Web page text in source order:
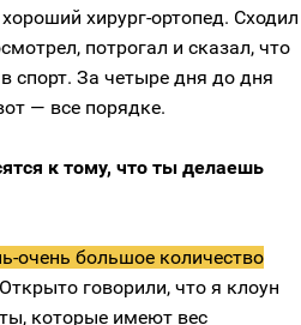
хирург-ортопед. Сходил
потрогал и сказал, что
спорт. За четыре дня до дня
— все порядке.
к тому, что ты делаешь
очень большое количество
говорили, что я клоун
которые имеют вес